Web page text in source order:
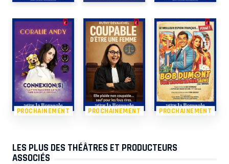
PROCHAINEMENT PROCHAINEMENT PROCHAINEMENT
LES PLUS DES THÉÂTRES ET PRODUCTEURS
ASSOCIÉS